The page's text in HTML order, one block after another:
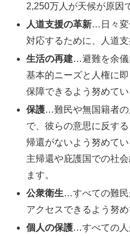
2,250万人が天候が原因
人道支援の革新…日々変
対応するために、人道
生活の再建…避難を余儀
基本的ニーズと人権に
保障できるよう努めてい
保護…難民や無国籍者の
で、彼らの意思に反す
帰還がないよう努めて
主帰還や庇護国での社
ます。
公衆衛生…すべての難民
アクセスできるよう努め
個人の保護…すべての人